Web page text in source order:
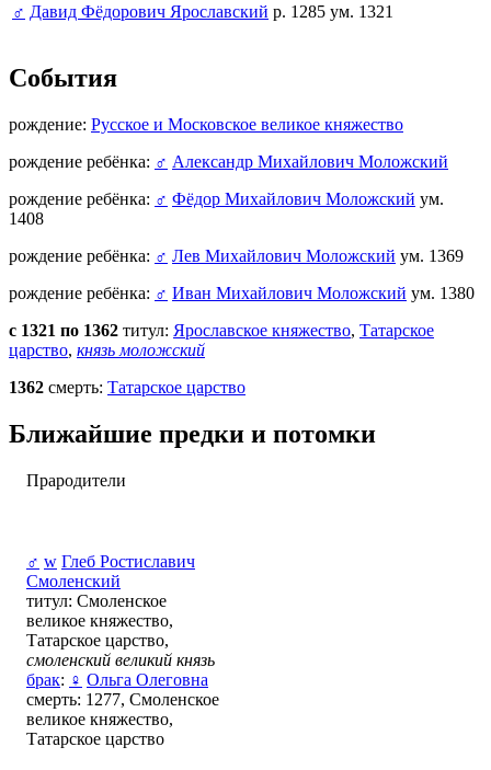
♂ Давид Фёдорович Ярославский р. 1285 ум. 1321
События
рождение: Русское и Московское великое княжество
рождение ребёнка: ♂ Александр Михайлович Моложский
рождение ребёнка: ♂ Фёдор Михайлович Моложский ум.
1408
рождение ребёнка: ♂ Лев Михайлович Моложский ум. 1369
рождение ребёнка: ♂ Иван Михайлович Моложский ум. 1380
с 1321 по 1362 титул: Ярославское княжество, Татарское
царство, князь моложский
1362 смерть: Татарское царство
Ближайшие предки и потомки
Прародители
♂ w Глеб Ростиславич
Смоленский
титул: Смоленское
великое княжество,
Татарское царство,
смоленский великий князь
брак: ♀ Ольга Олеговна
смерть: 1277, Смоленское
великое княжество,
Татарское царство